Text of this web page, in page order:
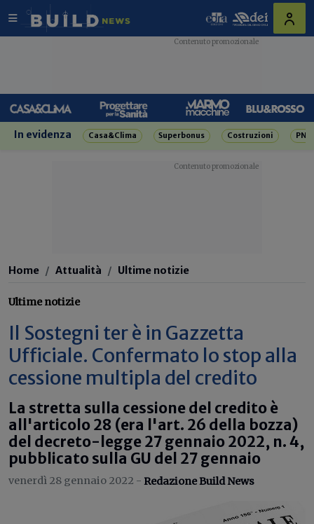
In evidenza Casa&Clima Superbonus Costruzioni
Home Attualità Ultime notizie
Ultime notizie
Il Sostegni ter è in Gazzetta
Ufficiale. Confermato lo stop alla
cessione multipla del credito
La stretta sulla cessione del credito è
all'articolo 28 (era l'art. 26 della bozza)
del decreto-legge 27 gennaio 2022, n. 4,
pubblicato sulla GU del 27 gennaio
venerdì 28 gennaio 2022 - Redazione Build News